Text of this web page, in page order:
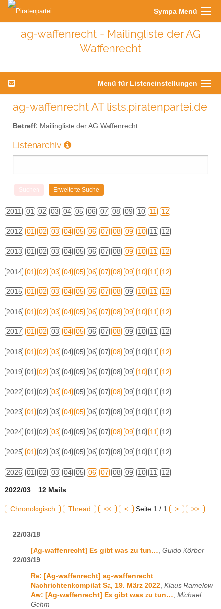
Sympa Menü
ag-waffenrecht - Mailingliste der AG
Waffenrecht
Menü für Listeneinstellungen
ag-waffenrecht AT lists.piratenpartei.de
Betreff: Mailingliste der AG Waffenrecht
Listenarchiv
2011 01 02 03 04 05 06 07 08 09 10 11 12
2012 01 02 03 04 05 06 07 08 09 10 11 12
2013 01 02 03 04 05 06 07 08 09 10 11 12
2014 01 02 03 04 05 06 07 08 09 10 11 12
2015 01 02 03 04 05 06 07 08 09 10 11 12
2016 01 02 03 04 05 06 07 08 09 10 11 12
2017 01 02 03 04 05 06 07 08 09 10 11 12
2018 01 02 03 04 05 06 07 08 09 10 11 12
2019 01 02 03 04 05 06 07 08 09 10 11 12
2022 01 02 03 04 05 06 07 08 09 10 11 12
2023 01 02 03 04 05 06 07 08 09 10 11 12
2024 01 02 03 04 05 06 07 08 09 10 11 12
2025 01 02 03 04 05 06 07 08 09 10 11 12
2026 01 02 03 04 05 06 07 08 09 10 11 12
2022/03 12 Mails
Chronologisch Thread << < Seite 1 / 1 > >>
22/03/18
[Ag-waffenrecht] Es gibt was zu tun…, Guido Körber
22/03/19
Re: [Ag-waffenrecht] ag-waffenrecht
Nachrichtenkompilat Sa, 19. März 2022 Klaus Ramelow
Aw: [Ag-waffenrecht] Es gibt was zu tun… Michael
Gehm